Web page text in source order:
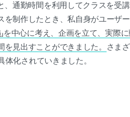
通勤時間を利用してクラスを受
制作したとき、私自身がユーザ
」を中心に考え、企画を立て、実際
見出すことができました。
さま
体化されていきました。